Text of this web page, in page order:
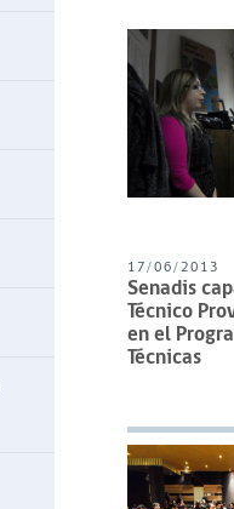
17/06/2013
Senadis
Técnico
en el
Técnicas